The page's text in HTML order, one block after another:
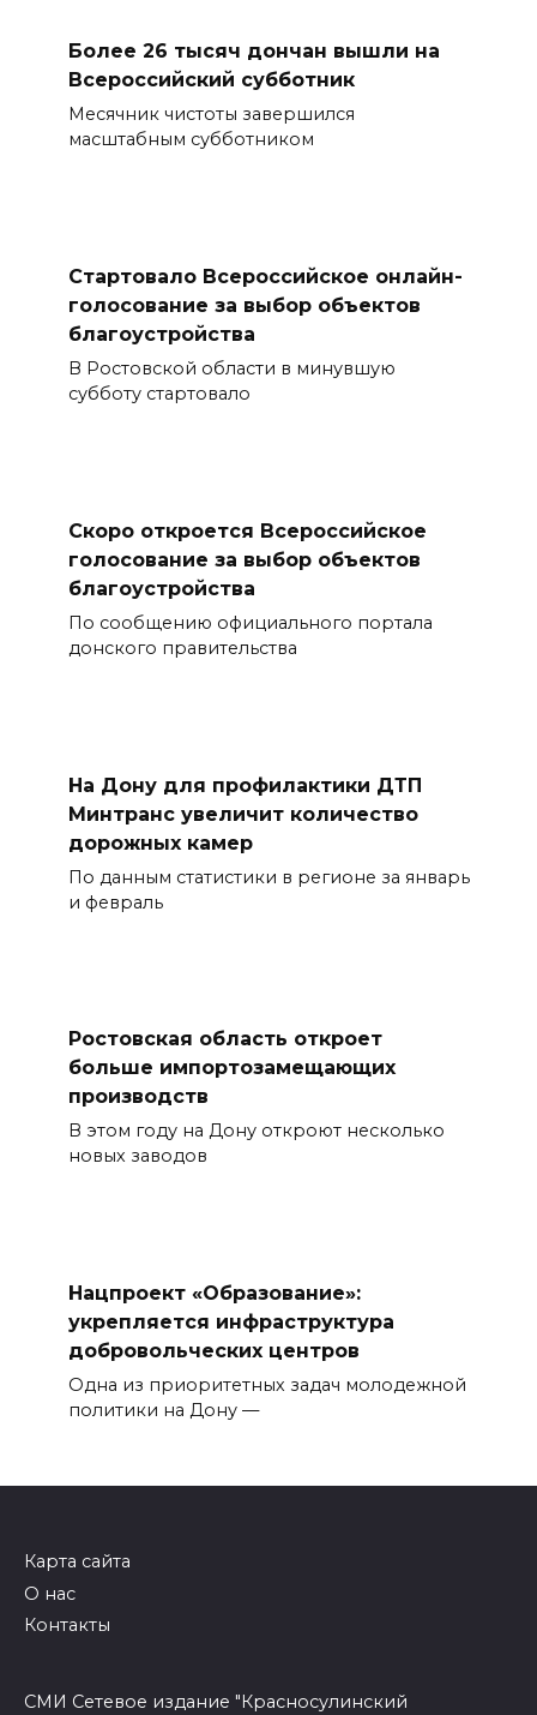
Более 26 тысяч дончан вышли на
Всероссийский субботник
Месячник чистоты завершился
масштабным субботником
Стартовало Всероссийское онлайн-
голосование за выбор объектов
благоустройства
В Ростовской области в минувшую
субботу стартовало
Скоро откроется Всероссийское
голосование за выбор объектов
благоустройства
По сообщению официального портала
донского правительства
На Дону для профилактики ДТП
Минтранс увеличит количество
дорожных камер
По данным статистики в регионе за январь
и февраль
Ростовская область откроет
больше импортозамещающих
производств
В этом году на Дону откроют несколько
новых заводов
Нацпроект «Образование»:
укрепляется инфраструктура
добровольческих центров
Одна из приоритетных задач молодежной
политики на Дону —
Карта сайта
О нас
Контакты
СМИ Сетевое издание "Красносулинский